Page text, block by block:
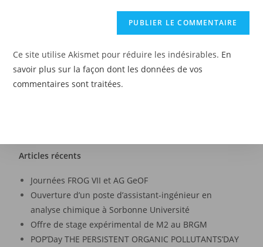
Ce site utilise Akismet pour réduire les indésirables. En
savoir plus sur la façon dont les données de vos
commentaires sont traitées.
Articles récents
Journées FROG VII et AG GeOF
Ouverture d’un poste d’assistant-ingénieur en
analyse chimique à Sorbonne Université
Offre de stage expérimental de M2 au BRGM
POP’Day THE PERSISTENT ORGANIC POLLUTANTS’DAY